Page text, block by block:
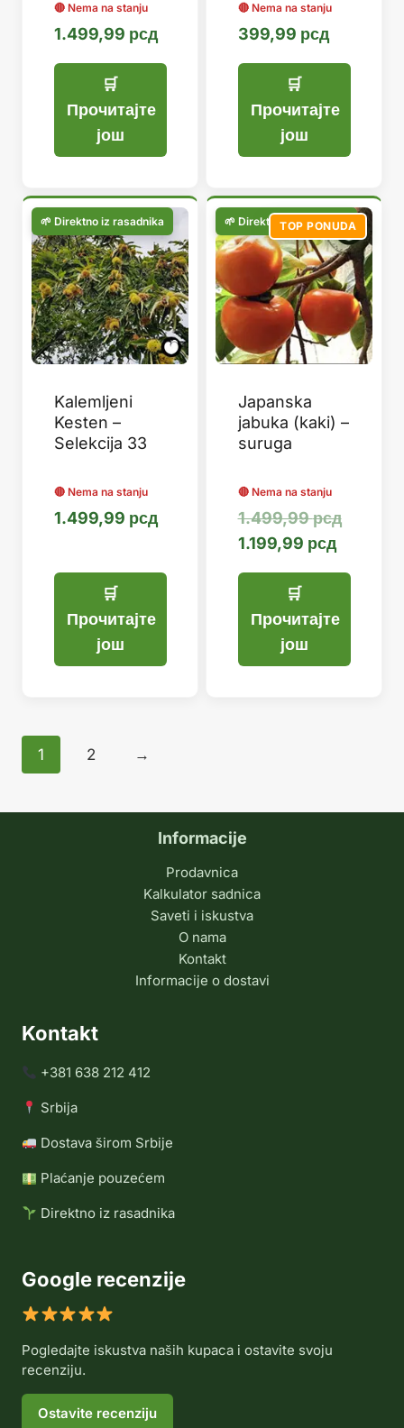
1.499,99 рсд
Прочитајте
још
399,99 рсд
Прочитајте
још
Kalemljeni
Kesten –
Selekcija 33
1.499,99 рсд
Прочитајте
још
TOP PONUDA
Japanska
jabuka (kaki) –
suruga
1.499,99рсд
1.199,99 рсд
Прочитајте
још
1 2 →
Informacije
Prodavnica
Kalkulator sadnica
Saveti i iskustva
O nama
Kontakt
Informacije o dostavi
Kontakt
+381 638 212 412
Srbija
Dostava širom Srbije
Plaćanje pouzećem
Direktno iz rasadnika
Google recenzije
Pogledajte iskustva naših kupaca i ostavite svoju
recenziju.
Ostavite recenziju